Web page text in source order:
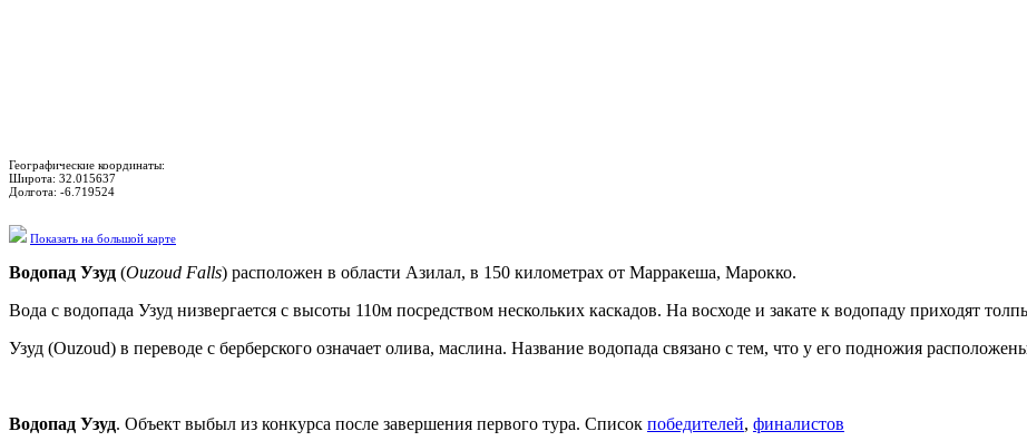
Географические координаты:
Широта: 32.015637
Долгота: -6.719524
Показать на большой карте
Водопад Узуд (Ouzoud Falls) расположен в области Азилал, в 150 километрах от Марракеша, Марокко.
Вода с водопада Узуд низвергается с высоты 110м посредством нескольких каскадов. На восходе и закате к водопаду приходят
Узуд (Ouzoud) в переводе с берберского означает олива, маслина. Название водопада связано с тем, что у его подножия
Водопад Узуд. Объект выбыл из конкурса после завершения первого тура. Список победителей, финалистов